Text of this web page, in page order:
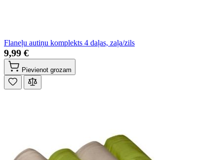
Flaneļu autiņu komplekts 4 daļas, zaļa/zils
9,99 €
Pievienot grozam